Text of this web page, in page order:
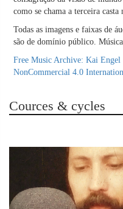
como se chama a terceira casta
Todas as imagens e faixas de
são de domínio público.
Free Music Archive: Kai Engel
NonCommercial 4.0
Cources & cycles